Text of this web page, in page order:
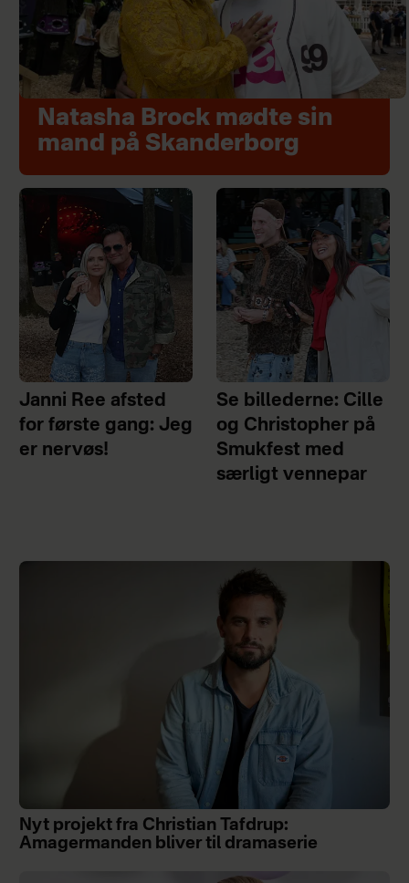
Natasha Brock mødte sin
mand på Skanderborg
Janni Ree afsted
for første gang: Jeg
er nervøs!
Se billederne: Cille
og Christopher på
Smukfest med
særligt vennepar
Nyt projekt fra Christian Tafdrup:
Amagermanden bliver til dramaserie